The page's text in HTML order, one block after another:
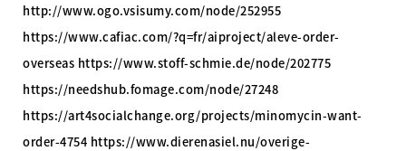
http://www.ogo.vsisumy.com/node/252955
https://www.cafiac.com/?q=fr/aiproject/aleve-order-
overseas https://www.stoff-schmie.de/node/202775
https://needshub.fomage.com/node/27248
https://art4socialchange.org/projects/minomycin-want-
order-4754 https://www.dierenasiel.nu/overige-